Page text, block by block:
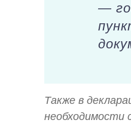
—
Также в
необходимости